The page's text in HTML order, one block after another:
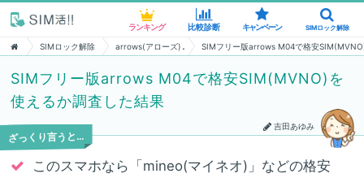
ランキング 比較診断 キャンペーン SIMロック解除
SIMロック解除 arrows(アローズ) SIMフリー版arrows M04で格安
SIMフリー版arrows M04で格安SIM(MVNO)を
使えるか調査した結果
吉田あゆみ
ざっくり言うと…
このスマホなら「mineo(マイネオ)」などの格安
ランキング 比較診断 キャンペーン SIMロック解除